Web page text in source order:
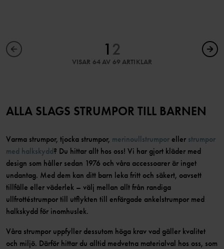
1 2
VISAR 64 AV 69 ARTIKLAR
ALLA SLAGS STRUMPOR TILL BARNEN
Varma strumpor, tjocka strumpor, merinoullstrumpor eller strumpor
med halkskydd? Du hittar allt hos oss! Vi har gjort kläder med
design som håller sedan 1976 och våra accessoarer är inget
undantag. Med dem kan ditt barn leka fritt och säkert, oavsett
tillfälle eller väderlek – välj mellan allt från randiga
ullfrottéstrumpor till utflykten till enfärgade ankelstrumpor med
halkskydd för inomhuslek.
Våra strumpor uppfyller dessutom höga krav vad gäller kvalitet
och miljö. Därför hittar du alltid medvetna materialval hos oss, som